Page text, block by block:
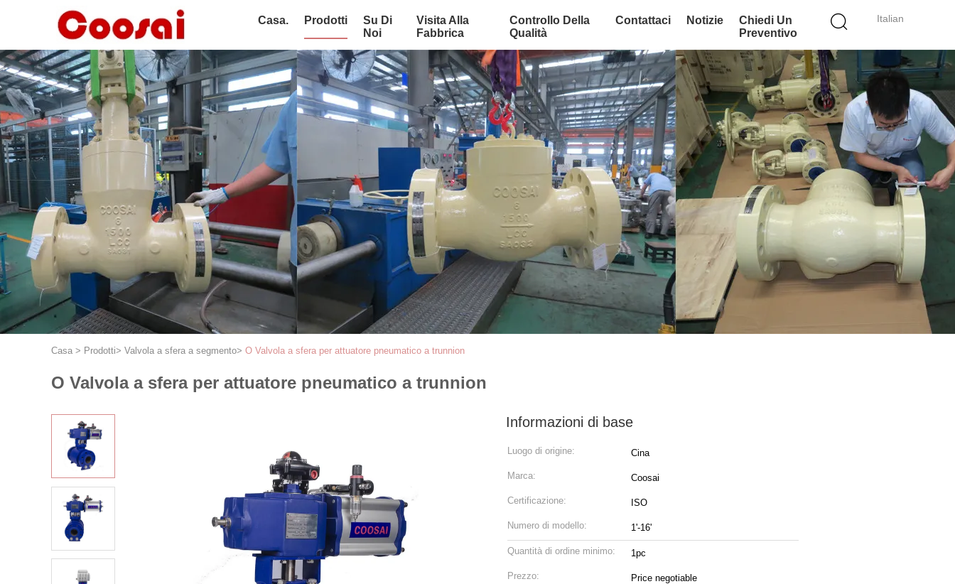
Italian
Casa. Prodotti
Su Di
Noi
Visita Alla
Fabbrica
Controllo Della
Qualità
Contattaci Notizie
Chiedi Un
Preventivo
Casa > Prodotti> Valvola a sfera a segmento> O Valvola a sfera per attuatore pneumatico a trunnion
O Valvola a sfera per attuatore pneumatico a trunnion
Informazioni di base
Luogo di origine: Cina
Marca: Coosai
Certificazione: ISO
Numero di modello: 1'-16'
Quantità di ordine minimo: 1pc
Prezzo: Price negotiable